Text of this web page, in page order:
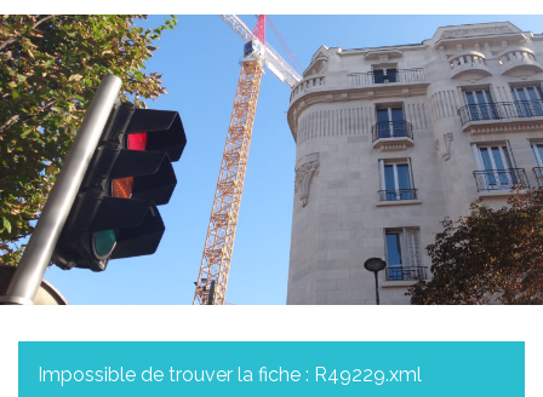
Impossible de trouver la fiche : R49229.xml